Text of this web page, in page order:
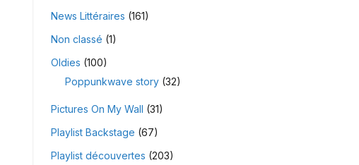
News Littéraires (161)
Non classé (1)
Oldies (100)
Poppunkwave story(32)
Pictures On My Wall (31)
Playlist Backstage (67)
Playlist découvertes (203)